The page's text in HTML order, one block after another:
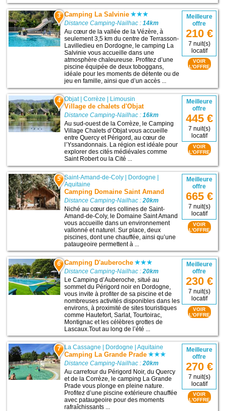
3 Camping La Salvinie
Distance Camping-Nailhac :14km
Au cœur de la vallée de la Vézère, à
seulement 3,5 km du centre de Terrasson-
Lavilledieu en Dordogne, le camping La
Salvinie vous accueille dans une
atmosphère chaleureuse. Profitez d’une
piscine équipée de deux toboggans,
idéale pour les moments de détente ou de
jeu en famille, ainsi que d’un accès ...
Meilleure
offre
210 €
7 nuit(s)
locatif
VOIR
L'OFFRE
4 Objat|Corrèze Limousin
Village de chalets d'Objat
Distance Camping-Nailhac :16km
Au sud-ouest de la Corrèze, le Camping
Village Chalets d’Objat vous accueille
entre Quercy et Périgord, au cœur de
l’Yssandonnais. La région est idéale pour
explorer des cités médiévales comme
Saint Robert ou la Cité ...
Meilleure
offre
445 €
7 nuit(s)
locatif
VOIR
L'OFFRE
5 Saint-Amand-de-Coly | Dordogne |
Aquitaine
Camping Domaine Saint Amand
Distance Camping-Nailhac :20km
Niché au cœur des collines de Saint-
Amand-de-Coly, le Domaine Saint Amand
vous accueille dans un environnement
vallonné et naturel. Sur place, deux
piscines, dont une chauffée, ainsi qu’une
pataugeoire permettent à ...
Meilleure
offre
665 €
7 nuit(s)
locatif
VOIR
L'OFFRE
6 Camping D'auberoche
Distance Camping-Nailhac :20km
Le Camping d’Auberoche, situé au
sommet du Périgord noir en Dordogne,
vous invite à profiter de sa piscine et de
nombreuses activités disponibles dans les
environs, à proximité de sites touristiques
comme Hautefort, Sarlat, Tourtoirac,
Montignac et les célèbres grottes de
Lascaux.Tout au long de l’été ...
Meilleure
offre
230 €
7 nuit(s)
locatif
VOIR
L'OFFRE
7 La Cassagne Dordogne |Aquitaine
Camping La Grande Prade
Distance Camping-Nailhac :20km
Au carrefour du Périgord Noir, du Quercy
et de la Corrèze, le camping La Grande
Prade vous plonge en pleine nature.
Profitez d’une piscine extérieure chauffée
avec pataugeoire pour des moments
rafraîchissants ...
Meilleure
offre
270 €
7 nuit(s)
locatif
VOIR
L'OFFRE